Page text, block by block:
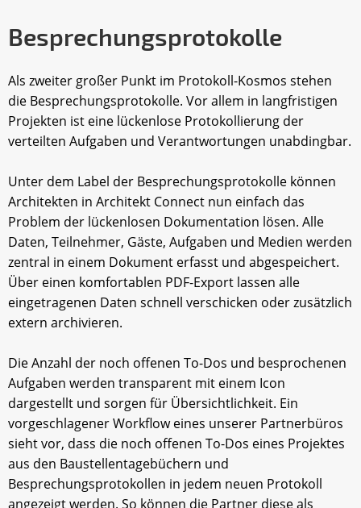
Besprechungsprotokolle
Als zweiter großer Punkt im Protokoll-Kosmos stehen
die Besprechungsprotokolle. Vor allem in langfristigen
Projekten ist eine lückenlose Protokollierung der
verteilten Aufgaben und Verantwortungen unabdingbar.
Unter dem Label der Besprechungsprotokolle können
Architekten in Architekt Connect nun einfach das
Problem der lückenlosen Dokumentation lösen. Alle
Daten, Teilnehmer, Gäste, Aufgaben und Medien werden
zentral in einem Dokument erfasst und abgespeichert.
Über einen komfortablen PDF-Export lassen alle
eingetragenen Daten schnell verschicken oder zusätzlich
extern archivieren.
Die Anzahl der noch offenen To-Dos und besprochenen
Aufgaben werden transparent mit einem Icon
dargestellt und sorgen für Übersichtlichkeit. Ein
vorgeschlagener Workflow eines unserer Partnerbüros
sieht vor, dass die noch offenen To-Dos eines Projektes
aus den Baustellentagebüchern und
Besprechungsprotokollen in jedem neuen Protokoll
angezeigt werden. So können die Partner diese als